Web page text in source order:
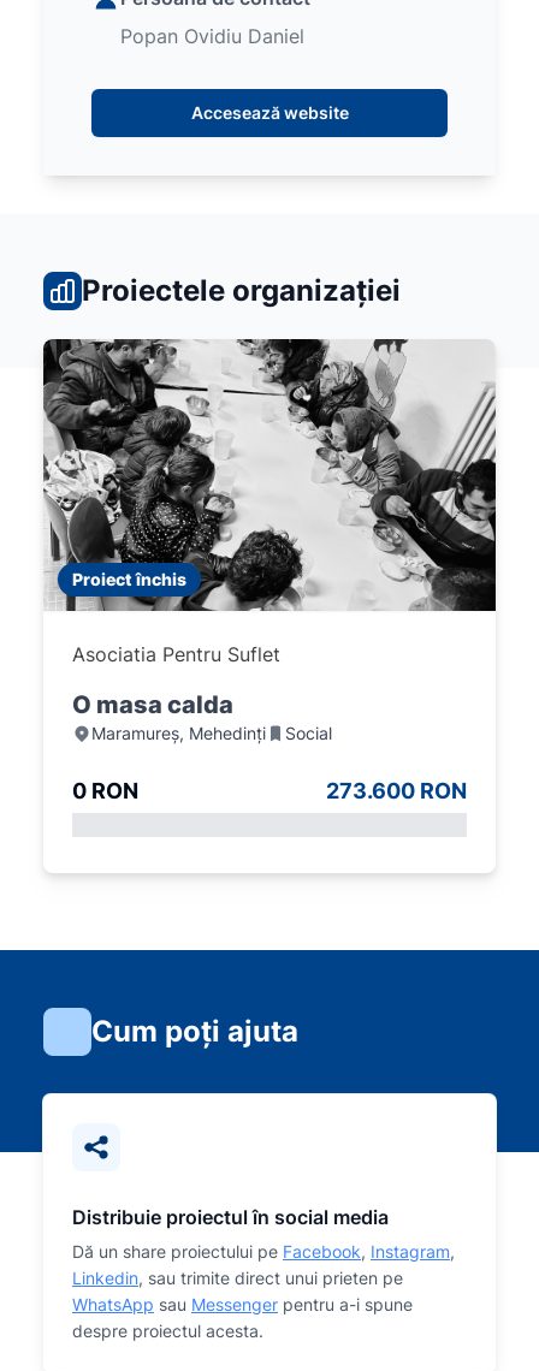
Popan Ovidiu Daniel
Accesează website
Proiectele organizației
Proiect închis
Asociatia Pentru Suflet
O masa calda
Maramureș, Mehedinți Social
0 RON 273.600 RON
Cum poți ajuta
Distribuie proiectul în social media
Dă un share proiectului pe Facebook, Instagram,
Linkedin, sau trimite direct unui prieten pe
WhatsApp sau Messenger pentru a-i spune
despre proiectul acesta.